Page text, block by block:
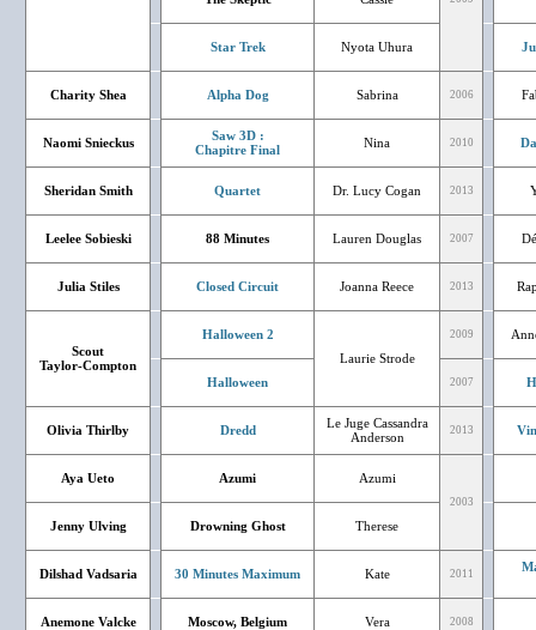
Star Trek Nyota Uhura
Charity Shea Alpha Dog Sabrina 2006
Naomi Snieckus
Saw 3D :
Chapitre Final
Nina 2010
Sheridan Smith Quartet Dr. Lucy Cogan 2013
Leelee Sobieski 88 Minutes Lauren Douglas 2007
Julia Stiles Closed Circuit Joanna Reece 2013
Scout
Taylor-Compton
Halloween 2
Laurie Strode
2009
Halloween 2007
Olivia Thirlby Dredd
Le Juge Cassandra
Anderson
2013
Aya Ueto Azumi Azumi
2003
Jenny Ulving Drowning Ghost Therese
Dilshad Vadsaria 30 Minutes Maximum Kate 2011
Anemone Valcke Moscow, Belgium Vera 2008